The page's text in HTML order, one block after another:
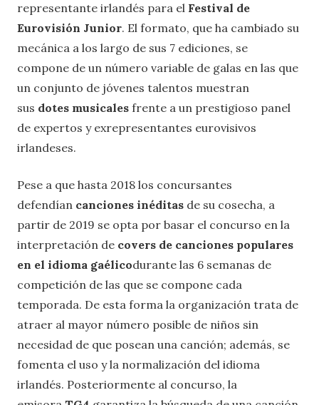
representante irlandés para el Festival de
Eurovisión Junior. El formato, que ha cambiado su
mecánica a los largo de sus 7 ediciones, se
compone de un número variable de galas en las que
un conjunto de jóvenes talentos muestran
sus dotes musicales frente a un prestigioso panel
de expertos y exrepresentantes eurovisivos
irlandeses.
Pese a que hasta 2018 los concursantes
defendían canciones inéditas de su cosecha, a
partir de 2019 se opta por basar el concurso en la
interpretación de covers de canciones populares
en el idioma gaélicodurante las 6 semanas de
competición de las que se compone cada
temporada. De esta forma la organización trata de
atraer al mayor número posible de niños sin
necesidad de que posean una canción; además, se
fomenta el uso y la normalización del idioma
irlandés. Posteriormente al concurso, la